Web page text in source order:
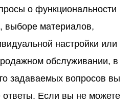
о функциональности
выборе материалов,
настройки или
обслуживании, в
задаваемых вопросов вы
Если вы не можете